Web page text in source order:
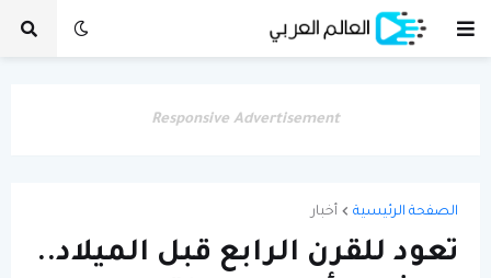
Responsive Advertisement
الصفحة الرئيسية أخبار
تعود للقرن الرابع قبل الميلاد..